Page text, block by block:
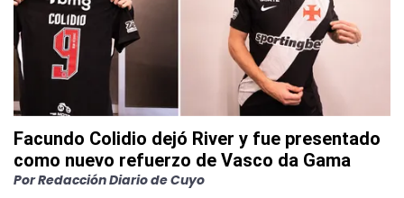
Facundo Colidio dejó River y fue presentado
como nuevo refuerzo de Vasco da Gama
PorRedacción Diario de Cuyo